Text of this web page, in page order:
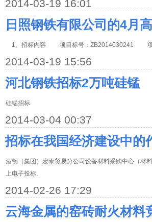
2014-03-19 16:01
日照钢铁有限公司的4月
1、招标内容 项目标号：ZB2014030241 项
2014-03-19 15:56
河北钢铁招标2万吨硅锰
硅锰招标
2014-03-04 00:37
招标在我国经济建设中的
酒钢（集团）宏泰贸易分公司设备材料采购中心（材
上电子投标。
2014-02-26 17:29
云海金属的窑砖耐火材料